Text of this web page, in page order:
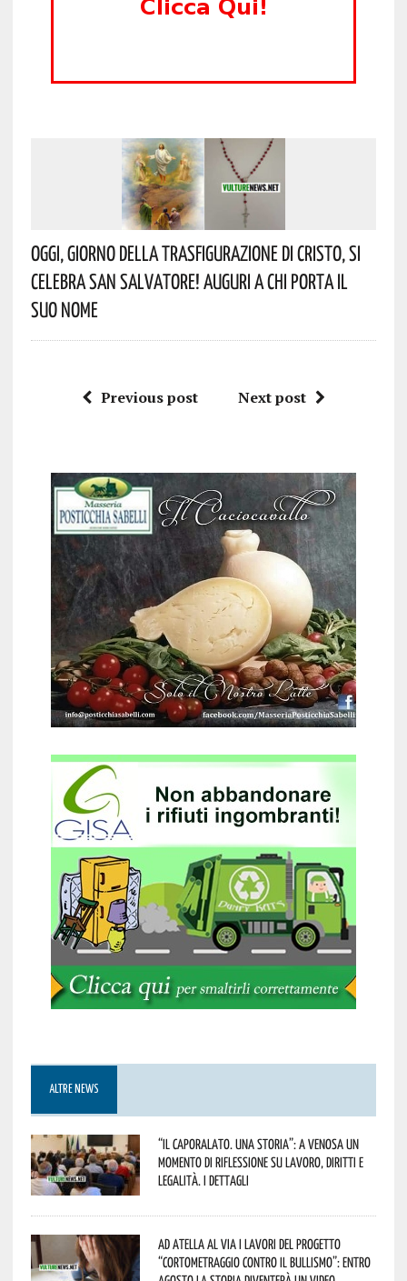
Oggi, Giorno Della Trasfigurazione Di Cristo, Si
Celebra San Salvatore! Auguri A Chi Porta Il
Suo Nome
Previous post Next post
ALTRE NEWS
“Il caporalato. Una storia”: a Venosa un
momento di riflessione su lavoro, diritti e
legalità. I dettagli
Ad Atella al via i lavori del progetto
“Cortometraggio contro il bullismo”: entro